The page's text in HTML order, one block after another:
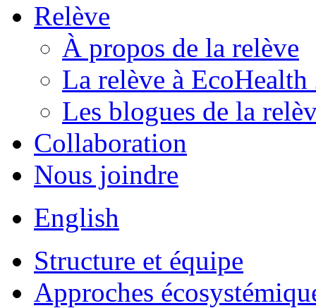
Relève
À propos de la relève
La relève à EcoHealth
Les blogues de la
Collaboration
Nous joindre
English
Structure et équipe
Approches